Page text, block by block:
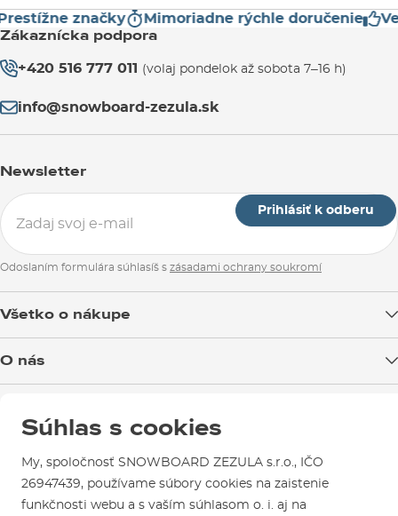
značky Mimoriadne rýchle doručenie
Zákaznícka podpora
+420 516 777 011 (volaj pondelok až sobota 7–16 h)
info@snowboard-zezula.sk
Newsletter
Prihlásiť k odberu
Odoslaním formulára súhlasíš s zásadami ochrany soukromí
Všetko o nákupe
Reklamácie
Návody na použitie a údržbu
Kontakty
O nás
Test the Best
Ako si vybrať vybavenie
Mapa a ako k nám
Parkovanie
Sme overený e-shop.
Naši spokojní zákazníci nám udelili
CertifikátOverené zákazníkmi.
Súhlas s cookies
My, spoločnosť SNOWBOARD ZEZULA s.r.o., IČO
26947439, používame súbory cookies na zaistenie
funkčnosti webu a s vaším súhlasom o. i. aj na